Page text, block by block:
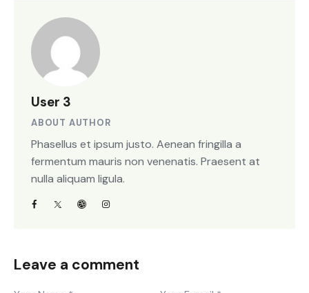
User 3
ABOUT AUTHOR
Phasellus et ipsum justo. Aenean fringilla a
fermentum mauris non venenatis. Praesent at
nulla aliquam ligula.
Leave a comment